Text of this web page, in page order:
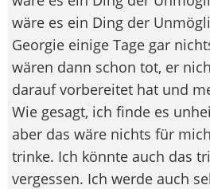
wäre es ein Ding der
Georgie einige Tage gar
wären dann schon tot, er
darauf vorbereitet hat und
Wie gesagt, ich finde es
aber das wäre nichts für
trinke. Ich könnte auch das
vergessen. Ich werde auch